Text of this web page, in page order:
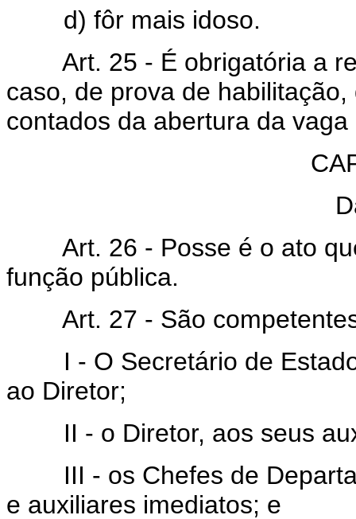
d) fôr mais idoso.
Art. 25 - É obrigatória a
caso, de prova de
contados da abertura da
Art. 26 - Posse é o ato
função pública.
Art. 27 - São competentes
I - O Secretário de Estado
ao Diretor;
II - o Diretor, aos seus
III - os Chefes de
e auxiliares imediatos; e